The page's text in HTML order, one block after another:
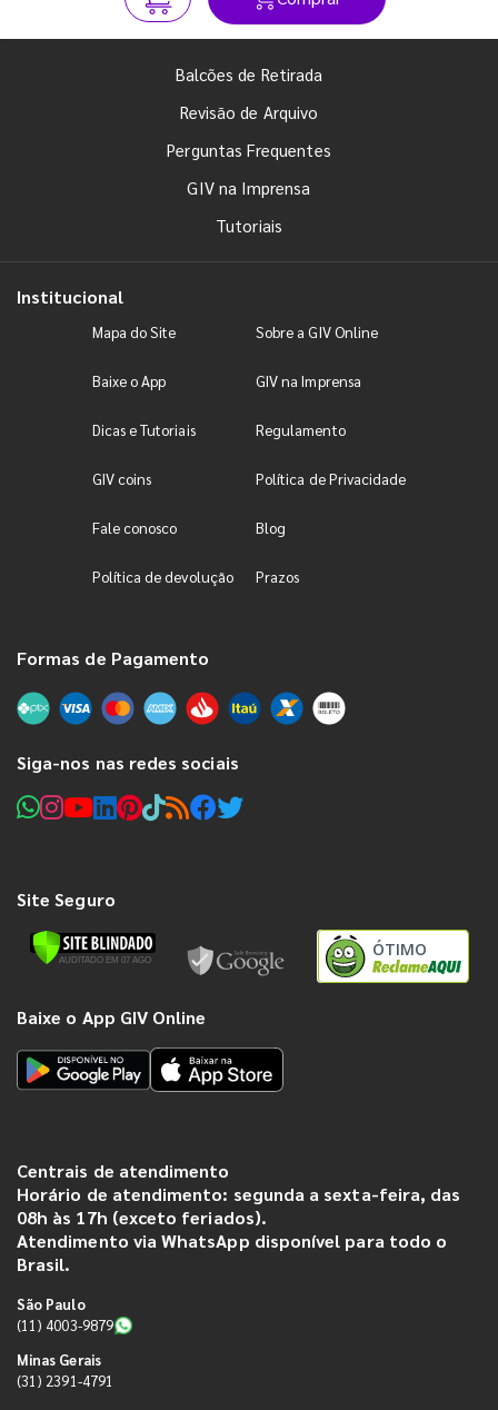
Balcões de Retirada
Revisão de Arquivo
Perguntas Frequentes
GIV na Imprensa
Tutoriais
Institucional
Mapa do Site Sobre a GIV Online
Baixe o App GIV na Imprensa
Dicas e Tutoriais Regulamento
GIV coins Política de Privacidade
Fale conosco Blog
Política de devolução Prazos
Formas de Pagamento
Siga-nos nas redes sociais
Site Seguro
ÓTIMO
Baixe o App GIV Online
Centrais de atendimento
Horário de atendimento: segunda a sexta-feira, das
08h às 17h (exceto feriados).
Atendimento via WhatsApp disponível para todo o
Brasil.
São Paulo
(11) 4003-9879
Minas Gerais
(31) 2391-4791